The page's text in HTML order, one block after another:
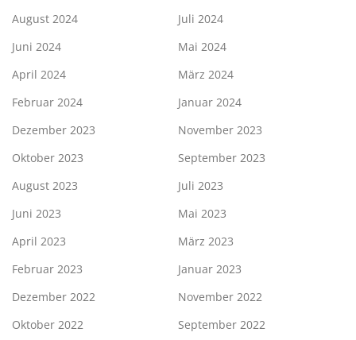
August 2024
Juli 2024
Juni 2024
Mai 2024
April 2024
März 2024
Februar 2024
Januar 2024
Dezember 2023
November 2023
Oktober 2023
September 2023
August 2023
Juli 2023
Juni 2023
Mai 2023
April 2023
März 2023
Februar 2023
Januar 2023
Dezember 2022
November 2022
Oktober 2022
September 2022